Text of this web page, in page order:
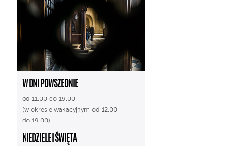
W DNI POWSZEDNIE
od 11.00 do 19.00
(w okresie wakacyjnym od 12.00
do 19.00)
NIEDZIELE I ŚWIĘTA